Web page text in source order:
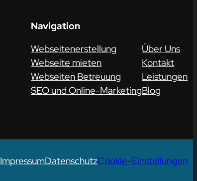
Navigation
Webseitenerstellung
Webseite mieten
Webseiten Betreuung
SEO und Online-Marketing
Über Uns
Kontakt
Leistungen
Blog
ImpressumDatenschutzCookie-Einstellungen